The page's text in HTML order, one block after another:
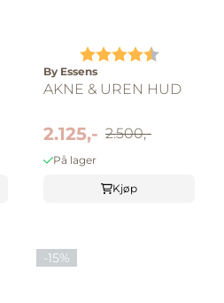
Karakter: 4.9 av 5
By Essens
AKNE & UREN HUD
2.125,- 2.500,-
På lager
Kjøp
-15%